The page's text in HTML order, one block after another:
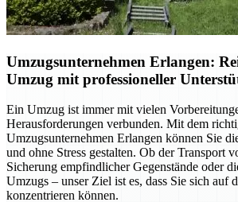
Umzugsunternehmen Erlangen:
Umzug mit professioneller
Ein Umzug ist immer mit vielen
Herausforderungen verbunden. Mit dem
Umzugsunternehmen Erlangen können Sie
und ohne Stress gestalten. Ob der Transport
Sicherung empfindlicher Gegenstände oder
Umzugs – unser Ziel ist es, dass Sie sich auf
konzentrieren können.